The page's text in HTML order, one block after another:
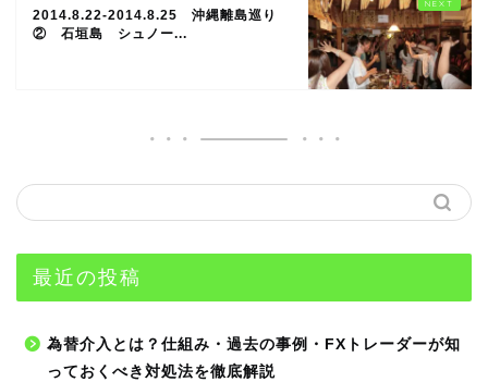
2014.8.22-2014.8.25 沖縄離島巡り
② 石垣島 シュノー...
最近の投稿
為替介入とは？仕組み・過去の事例・FXトレーダーが知
っておくべき対処法を徹底解説